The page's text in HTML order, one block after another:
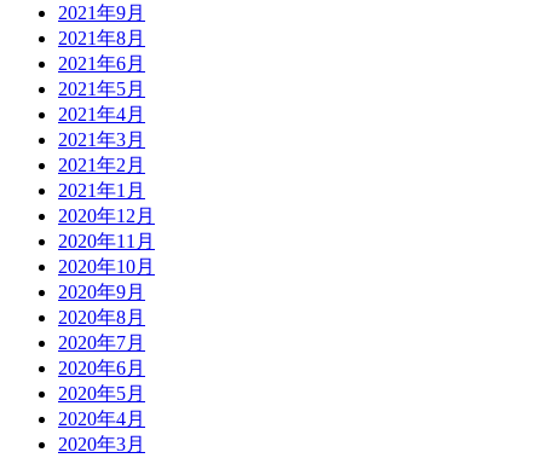
2021年9月
2021年8月
2021年6月
2021年5月
2021年4月
2021年3月
2021年2月
2021年1月
2020年12月
2020年11月
2020年10月
2020年9月
2020年8月
2020年7月
2020年6月
2020年5月
2020年4月
2020年3月